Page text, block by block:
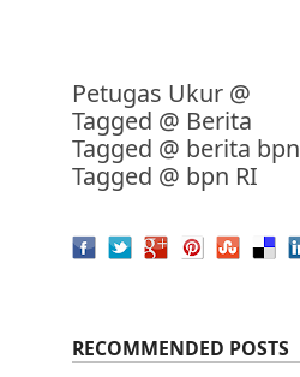
Petugas Ukur @
Tagged @ Berita
Tagged @ berita bpn
Tagged @ bpn RI
RECOMMENDED POSTS